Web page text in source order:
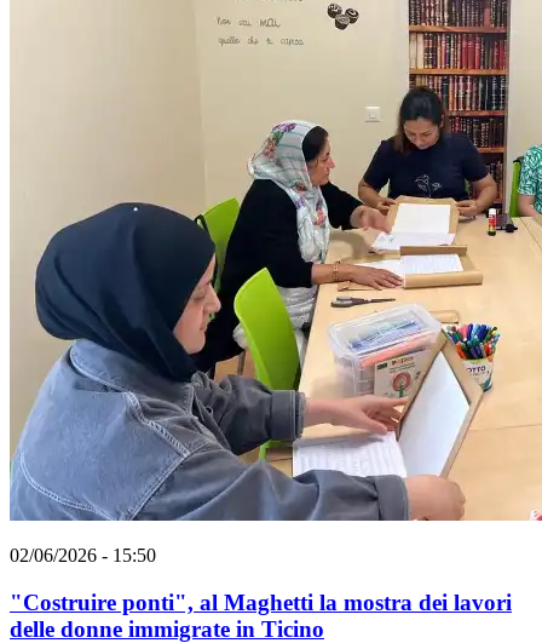
02/06/2026 - 15:50
"Costruire ponti", al Maghetti la mostra dei lavori
delle donne immigrate in Ticino